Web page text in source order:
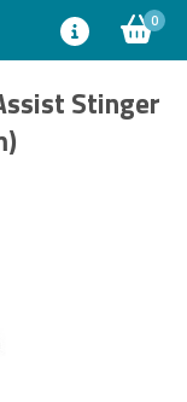
0
Stinger